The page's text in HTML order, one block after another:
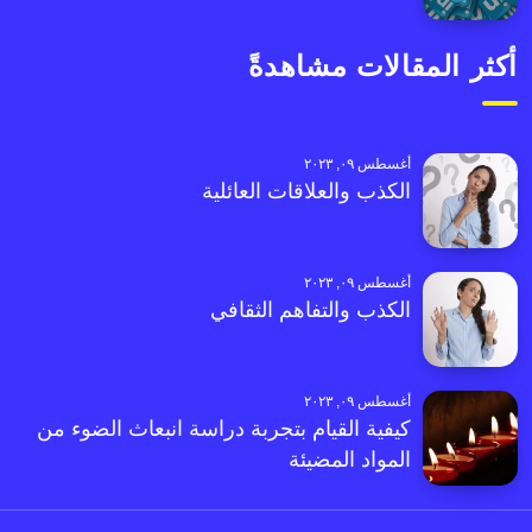
أكثر المقالات مشاهدةً
أغسطس ٠٩, ٢٠٢٣
الكذب والعلاقات العائلية
أغسطس ٠٩, ٢٠٢٣
الكذب والتفاهم الثقافي
أغسطس ٠٩, ٢٠٢٣
كيفية القيام بتجربة دراسة انبعاث الضوء من
المواد المضيئة